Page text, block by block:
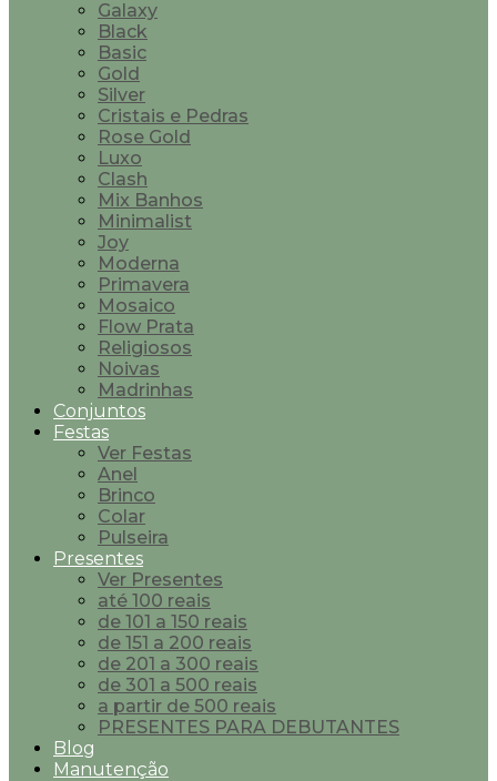
Galaxy
Black
Basic
Gold
Silver
Cristais e Pedras
Rose Gold
Luxo
Clash
Mix Banhos
Minimalist
Joy
Moderna
Primavera
Mosaico
Flow Prata
Religiosos
Noivas
Madrinhas
Conjuntos
Festas
Ver Festas
Anel
Brinco
Colar
Pulseira
Presentes
Ver Presentes
até 100 reais
de 101 a 150 reais
de 151 a 200 reais
de 201 a 300 reais
de 301 a 500 reais
a partir de 500 reais
PRESENTES PARA DEBUTANTES
Blog
Manutenção